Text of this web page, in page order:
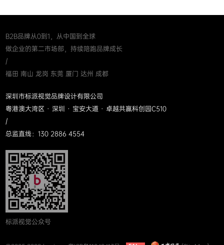
B2B品牌从0到1，从中国到全球
做企业的第二市场部，持续陪跑品牌成长
/
福田 南山 龙岗 东莞 厦门 达州 成都
深圳市标派视觉品牌设计有限公司
粤港澳大湾区 · 深圳 · 宝安大道 · 卓越共赢科创园C510
/
总监直线：130 2886 4554
标派视觉公众号